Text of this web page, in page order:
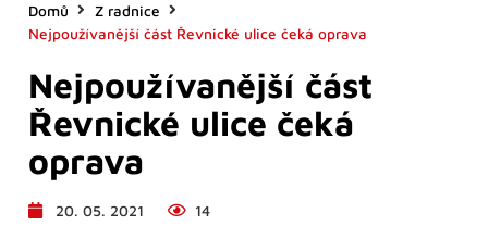
Domů
Z radnice
Nejpoužívanější část Řevnické ulice čeká oprava
Nejpoužívanější část
Řevnické ulice čeká
oprava
20. 05. 2021 14